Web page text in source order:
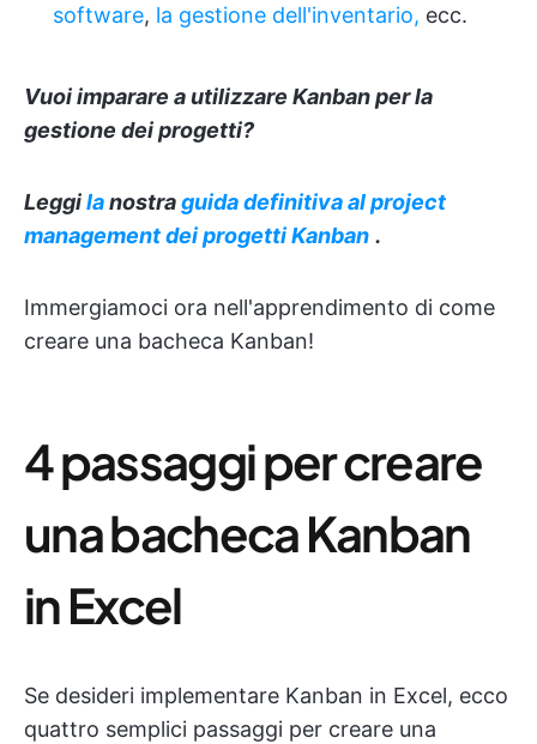
software, la gestione dell'inventario, ecc.
Vuoi imparare a utilizzare Kanban per la
gestione dei progetti?
Leggilanostraguida definitiva alproject
management dei progetti Kanban .
Immergiamoci ora nell'apprendimento di come
creare una bacheca Kanban!
4 passaggi per creare
una bacheca Kanban
in Excel
Se desideri implementare Kanban in Excel, ecco
quattro semplici passaggi per creare una